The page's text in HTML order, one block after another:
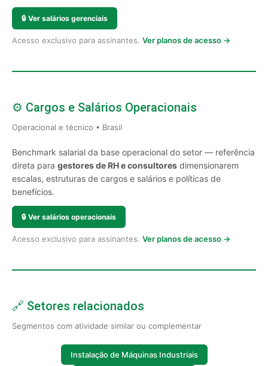
🔒 Ver salários gerenciais
Acesso exclusivo para assinantes. Ver planos de acesso →
⚙️ Cargos e Salários Operacionais
Operacional e técnico • Brasil
Benchmark salarial da base operacional do setor — referência
direta para gestores de RH e consultores dimensionarem
escalas, estruturas de cargos e salários e políticas de
benefícios.
🔒 Ver salários operacionais
Acesso exclusivo para assinantes. Ver planos de acesso →
🔗 Setores relacionados
Segmentos com atividade similar ou complementar
Instalação de Máquinas Industriais